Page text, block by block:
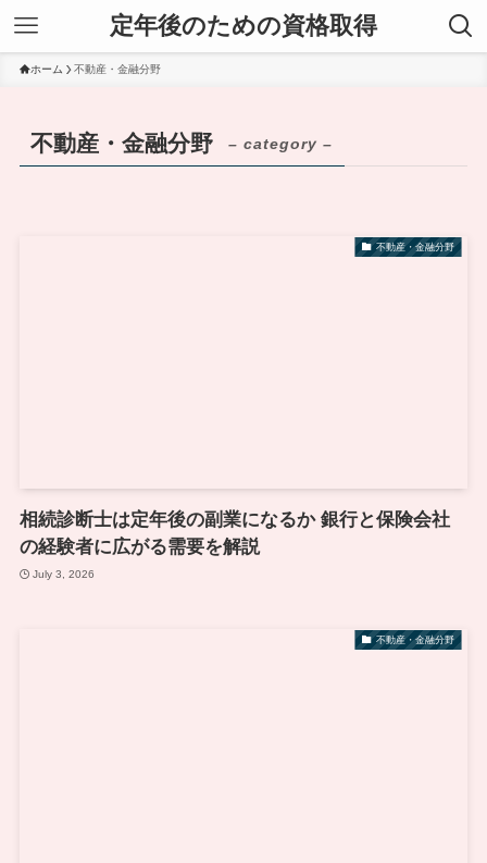
定年後のための資格取得
ホーム 不動産・金融分野
不動産・金融分野 – category –
不動産・金融分野
相続診断士は定年後の副業になるか 銀行と保険会社
の経験者に広がる需要を解説
July 3, 2026
不動産・金融分野